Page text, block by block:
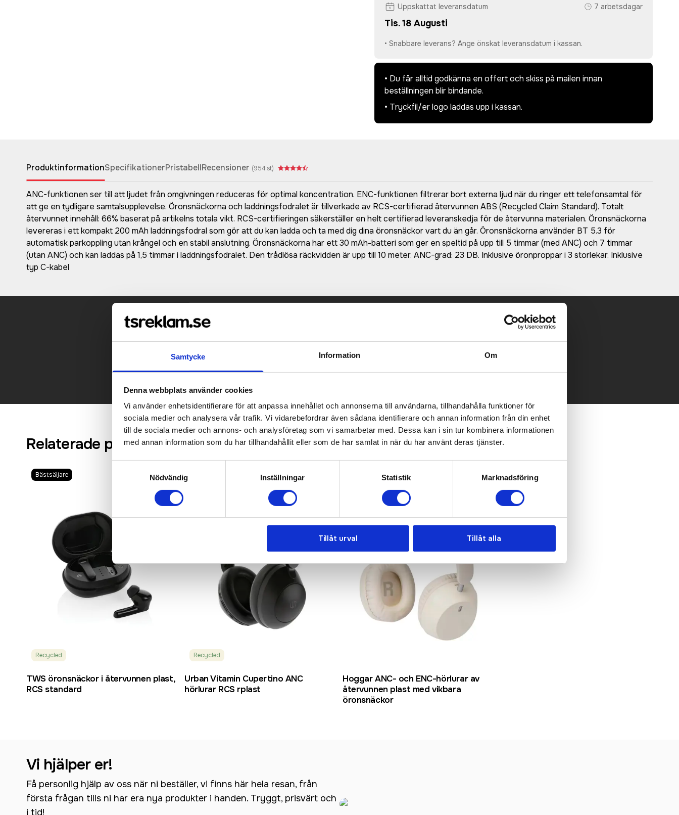
Samtycke Information Om
Denna webbplats använder cookies
Vi använder enhetsidentifierare för att anpassa innehållet och annonserna till användarna, tillhandahålla funktioner för
sociala medier och analysera vår trafik. Vi vidarebefordrar även sådana identifierare och annan information från din enhet
till de sociala medier och annons- och analysföretag som vi samarbetar med. Dessa kan i sin tur kombinera informationen
med annan information som du har tillhandahållit eller som de har samlat in när du har använt deras tjänster.
Nödvändig
Inställningar Statistik Marknadsföring
Tillåt urval Tillåt alla
Uppskattat leveransdatum 7 arbetsdagar
Tis. 18 Augusti
• Snabbare leverans? Ange önskat leveransdatum i kassan.
• Du får alltid godkänna en offert och skiss på mailen innan
beställningen blir bindande.
• Tryckfil/er logo laddas upp i kassan.
ProduktinformationSpecifikationerPristabellRecensioner (954 st)
ANC-funktionen ser till att ljudet från omgivningen reduceras för optimal koncentration. ENC-funktionen filtrerar bort externa ljud när du ringer ett telefonsamtal för
att ge en tydligare samtalsupplevelse. Öronsnäckorna och laddningsfodralet är tillverkade av RCS-certifierad återvunnen ABS (Recycled Claim Standard). Totalt
återvunnet innehåll: 66% baserat på artikelns totala vikt. RCS-certifieringen säkerställer en helt certifierad leveranskedja för de återvunna materialen. Öronsnäckorna
levereras i ett kompakt 200 mAh laddningsfodral som gör att du kan ladda och ta med dig dina öronsnäckor vart du än går. Öronsnäckorna använder BT 5.3 för
automatisk parkoppling utan krångel och en stabil anslutning. Öronsnäckorna har ett 30 mAh-batteri som ger en speltid på upp till 5 timmar (med ANC) och 7 timmar
(utan ANC) och kan laddas på 1,5 timmar i laddningsfodralet. Den trådlösa räckvidden är upp till 10 meter. ANC-grad: 23 DB. Inklusive öronproppar i 3 storlekar. Inklusive
typ C-kabel
Kontakta oss här för att få förslag på produkt och pris över mailen.
Det går också utmärkt att bara ställa frågor!
Relaterade produkter
Bästsäljare
Recycled
TWS öronsnäckor i återvunnen plast,
RCS standard
Recycled
Urban Vitamin Cupertino ANC
hörlurar RCS rplast
Hoggar ANC- och ENC-hörlurar av
återvunnen plast med vikbara
öronsnäckor
Vi hjälper er!
Få personlig hjälp av oss när ni beställer, vi finns här hela resan, från
första frågan tills ni har era nya produkter i handen. Tryggt, prisvärt och
i tid!